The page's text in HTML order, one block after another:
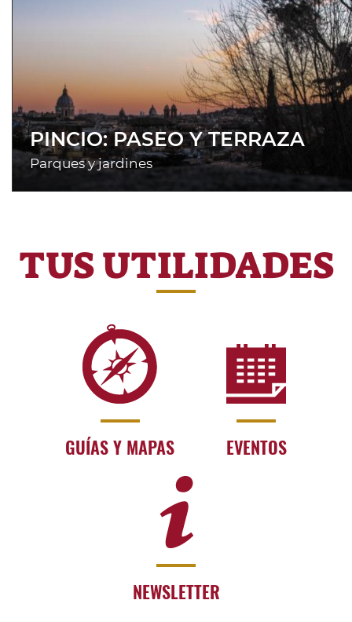
PINCIO: PASEO Y TERRAZA
Parques y jardines
TUS UTILIDADES
GUÍAS Y MAPAS EVENTOS
NEWSLETTER